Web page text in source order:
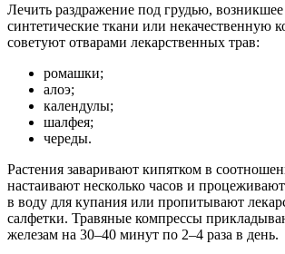
Лечить раздражение под грудью, возникшее
синтетические ткани или некачественную
советуют отварами лекарственных трав:
ромашки;
алоэ;
календулы;
шалфея;
череды.
Растения заваривают кипятком в
настаивают несколько часов и
в воду для купания или пропитывают
салфетки. Травяные компрессы
железам на 30–40 минут по 2–4 раза в день.